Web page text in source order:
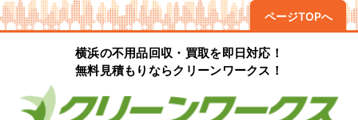
ページTOPへ
横浜の不用品回収・買取を即日対応！
無料見積もりならクリーンワークス！